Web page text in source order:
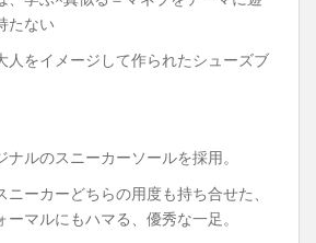
たない
人をイメージして作られたシューズブ
ナルのスニーカーソールを採用。
ニーカーどちらの用度も持ち合せた、
ーマルにもハマる、優秀な一足。